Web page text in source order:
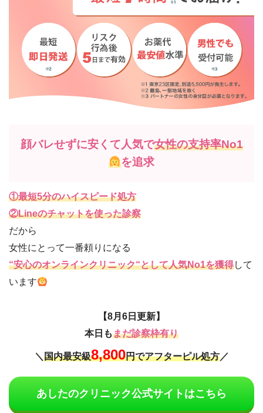
顔バレせずに安くて人気で女性の支持率No1
を追求
①最短5分のハイスピード処方
②Lineのチャットを使った診察
だから
女性にとって一番頼りになる
“安心のオンラインクリニック“として人気No1を獲得して
います
【8月6日更新】
本日もまだ診察枠有り
＼ 国内最安級8,800円でアフターピル処方／
あしたのクリニック公式サイトはこちら